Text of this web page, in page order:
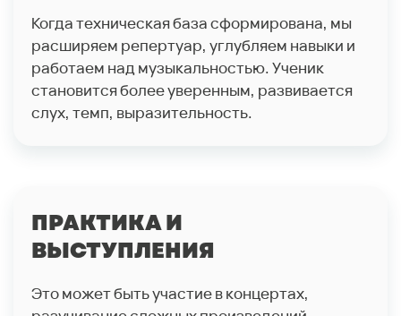
Когда техническая база сформирована, мы
расширяем репертуар, углубляем навыки и
работаем над музыкальностью. Ученик
становится более уверенным, развивается
слух, темп, выразительность.
ПРАКТИКА И
ВЫСТУПЛЕНИЯ
Это может быть участие в концертах,